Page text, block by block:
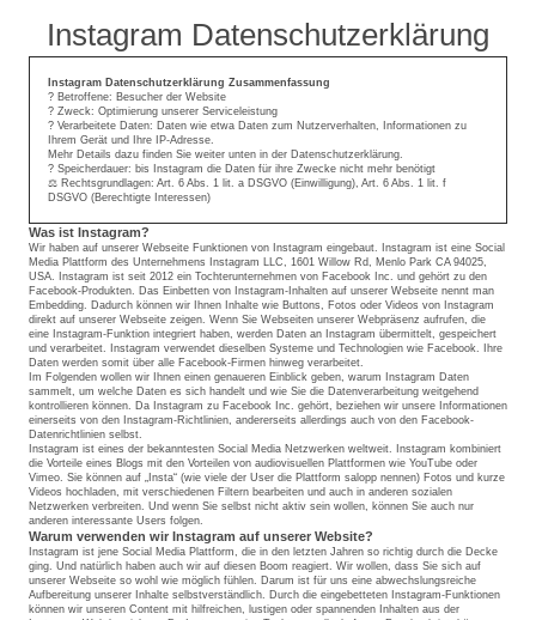
Instagram Datenschutzerklärung
Instagram Datenschutzerklärung Zusammenfassung
? Betroffene: Besucher der Website
? Zweck: Optimierung unserer Serviceleistung
? Verarbeitete Daten: Daten wie etwa Daten zum Nutzerverhalten, Informationen zu
Ihrem Gerät und Ihre IP-Adresse.
Mehr Details dazu finden Sie weiter unten in der Datenschutzerklärung.
? Speicherdauer: bis Instagram die Daten für ihre Zwecke nicht mehr benötigt
⚖️ Rechtsgrundlagen: Art. 6 Abs. 1 lit. a DSGVO (Einwilligung), Art. 6 Abs. 1 lit. f
DSGVO (Berechtigte Interessen)
Was ist Instagram?
Wir haben auf unserer Webseite Funktionen von Instagram eingebaut. Instagram ist eine Social
Media Plattform des Unternehmens Instagram LLC, 1601 Willow Rd, Menlo Park CA 94025,
USA. Instagram ist seit 2012 ein Tochterunternehmen von Facebook Inc. und gehört zu den
Facebook-Produkten. Das Einbetten von Instagram-Inhalten auf unserer Webseite nennt man
Embedding. Dadurch können wir Ihnen Inhalte wie Buttons, Fotos oder Videos von Instagram
direkt auf unserer Webseite zeigen. Wenn Sie Webseiten unserer Webpräsenz aufrufen, die
eine Instagram-Funktion integriert haben, werden Daten an Instagram übermittelt, gespeichert
und verarbeitet. Instagram verwendet dieselben Systeme und Technologien wie Facebook. Ihre
Daten werden somit über alle Facebook-Firmen hinweg verarbeitet.
Im Folgenden wollen wir Ihnen einen genaueren Einblick geben, warum Instagram Daten
sammelt, um welche Daten es sich handelt und wie Sie die Datenverarbeitung weitgehend
kontrollieren können. Da Instagram zu Facebook Inc. gehört, beziehen wir unsere Informationen
einerseits von den Instagram-Richtlinien, andererseits allerdings auch von den Facebook-
Datenrichtlinien selbst.
Instagram ist eines der bekanntesten Social Media Netzwerken weltweit. Instagram kombiniert
die Vorteile eines Blogs mit den Vorteilen von audiovisuellen Plattformen wie YouTube oder
Vimeo. Sie können auf „Insta“ (wie viele der User die Plattform salopp nennen) Fotos und kurze
Videos hochladen, mit verschiedenen Filtern bearbeiten und auch in anderen sozialen
Netzwerken verbreiten. Und wenn Sie selbst nicht aktiv sein wollen, können Sie auch nur
anderen interessante Users folgen.
Warum verwenden wir Instagram auf unserer Website?
Instagram ist jene Social Media Plattform, die in den letzten Jahren so richtig durch die Decke
ging. Und natürlich haben auch wir auf diesen Boom reagiert. Wir wollen, dass Sie sich auf
unserer Webseite so wohl wie möglich fühlen. Darum ist für uns eine abwechslungsreiche
Aufbereitung unserer Inhalte selbstverständlich. Durch die eingebetteten Instagram-Funktionen
können wir unseren Content mit hilfreichen, lustigen oder spannenden Inhalten aus der